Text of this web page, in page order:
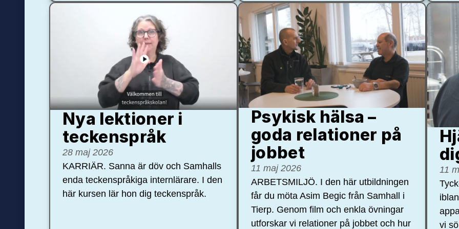
Nya lektioner i
teckenspråk
28 maj 2026
KARRIÄR. Sanna är döv och Samhalls
enda teckenspråkiga internlärare. I den
här kursen lär hon dig teckenspråk.
Psykisk hälsa –
goda relationer på
jobbet
11 maj 2026
ARBETSMILJÖ. I den här utbildningen
får du möta Asim Begic från Samhall i
Tierp. Genom film och enkla övningar
utforskar vi relationer på jobbet och hur
11
vi